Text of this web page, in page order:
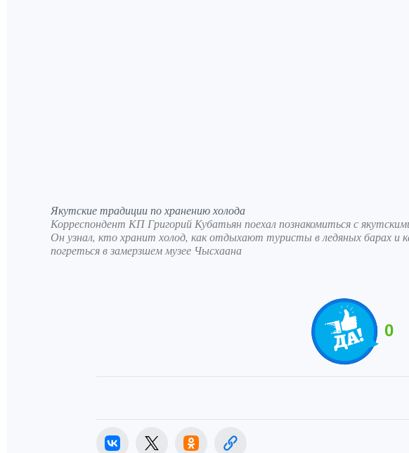
Якутские традиции по хранению холода
Корреспондент КП Григорий Кубатьян поехал познакомиться с
Он узнал, кто хранит холод, как отдыхают туристы в ледяных барах и
погреться в замерзшем музее Чысхаана
0